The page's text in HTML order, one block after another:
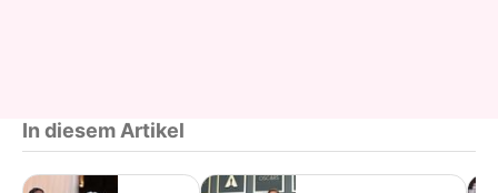
In diesem Artikel